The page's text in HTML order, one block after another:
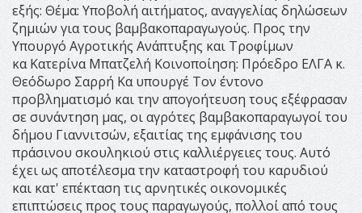
εξής: Θέμα: Υποβολή αιτήματος, αναγγελίας δηλώσεων
ζημιών για τους βαμβακοπαραγωγούς. Προς την
Υπουργό Αγροτικής Ανάπτυξης και Τροφίμων
κα Κατερίνα Μπατζελή Κοινοποίηση: Πρόεδρο ΕΛΓΑ κ.
Θεόδωρο Σαρρή Κα υπουργέ Τον έντονο
προβληματισμό και την απογοήτευση τους εξέφρασαν
σε συνάντηση μας, οι αγρότες βαμβακοπαραγωγοί του
δήμου Γιαννιτσών, εξαιτίας της εμφάνισης του
πράσινου σκουληκιού στις καλλιέργειες τους. Αυτό
έχει ως αποτέλεσμα την καταστροφή του καρυδιού
και κατ' επέκταση τις αρνητικές οικονομικές
επιπτώσεις προς τους παραγωγούς, πολλοί από τους